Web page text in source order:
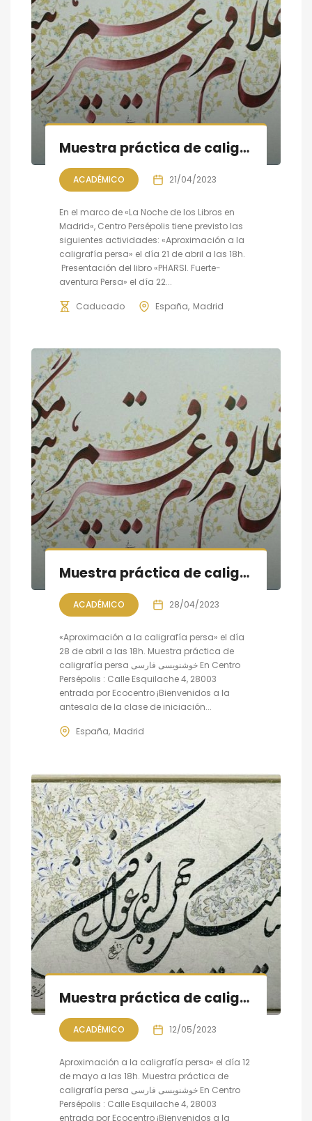
Muestra práctica de caligrafía persa; la Noche de libros en Madrid
ACADÉMICO 21/04/2023
En el marco de «La Noche de los Libros en
Madrid«, Centro Persépolis tiene previsto las
siguientes actividades: «Aproximación a la
caligrafía persa» el día 21 de abril a las 18h.
Presentación del libro «PHARSI. Fuerte-
aventura Persa» el día 22...
Caducado España Madrid
Muestra práctica de caligrafía persa
ACADÉMICO 28/04/2023
«Aproximación a la caligrafía persa» el día
28 de abril a las 18h. Muestra práctica de
caligrafía persa خوشنویسی فارسی En Centro
Persépolis : Calle Esquilache 4, 28003
entrada por Ecocentro ¡Bienvenidos a la
antesala de la clase de iniciación...
España Madrid
Muestra práctica de caligrafía persa, sesión IV
ACADÉMICO 12/05/2023
Aproximación a la caligrafía persa» el día 12
de mayo a las 18h. Muestra práctica de
caligrafía persa خوشنویسی فارسی En Centro
Persépolis : Calle Esquilache 4, 28003
entrada por Ecocentro ¡Bienvenidos a la